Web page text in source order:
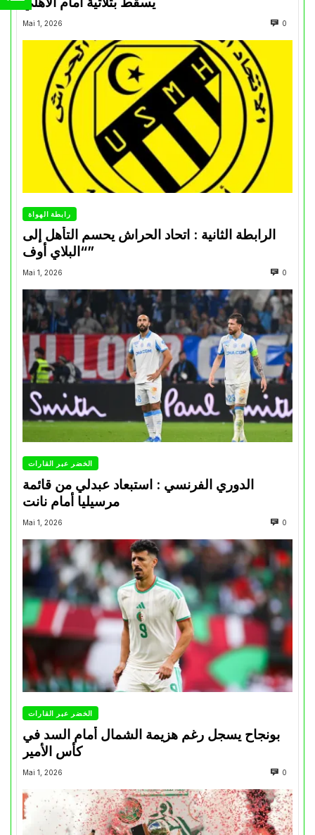
Mai 1, 2026 0
رابطة الهواة
الرابطة الثانية : اتحاد الحراش يحسم التأهل إلى
“البلاي أوف”
Mai 1, 2026 0
الخضر عبر القارات
الدوري الفرنسي : استبعاد عبدلي من قائمة
مرسيليا أمام نانت
Mai 1, 2026 0
الخضر عبر القارات
بونجاح يسجل رغم هزيمة الشمال أمام السد في
كأس الأمير
Mai 1, 2026 0